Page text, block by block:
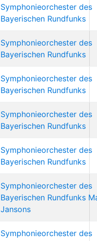
Symphonieorchester des
Bayerischen Rundfunks
Symphonieorchester des
Bayerischen Rundfunks
Symphonieorchester des
Bayerischen Rundfunks
Symphonieorchester des
Bayerischen Rundfunks
Symphonieorchester des
Bayerischen Rundfunks
Symphonieorchester des
Bayerischen Rundfunks
Jansons
Symphonieorchester des